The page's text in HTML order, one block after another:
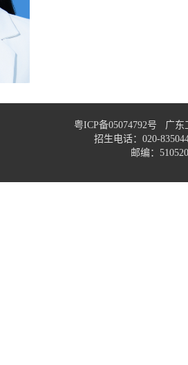
粤ICP备05074792号 广
招生电话：020-
邮编：